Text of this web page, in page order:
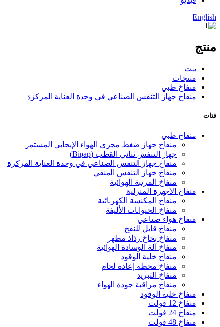
English
منتج
بيت
منتجات
منفاخ طبي
منفاخ جهاز التنفس الصناعي في وحدة العناية المركزة
فئات
منفاخ طبي
منفاخ جهاز ضغط مجرى الهواء الإيجابي المستمر
جهاز التنفس ثنائي القطب (Bipap)
منفاخ جهاز التنفس الصناعي في وحدة العناية المركزة
منفاخ جهاز التنفس المنقي
منفاخ المرتبة الهوائية
منفاخ الأجهزة المنزلية
منفاخ المكنسة الكهربائية
منفاخ الحيوانات الأليفة
منفاخ هواء صناعي
منفاخ قابل للنفخ
منفاخ بخاخ رذاذ مطهر
منفاخ آلة الوسادة الهوائية
منفاخ خلية الوقود
منفاخ محطة إعادة لحام
منفاخ التبريد
منفاخ مراقبة جودة الهواء
منفاخ خلية الوقود
منفاخ 12 فولت
منفاخ 24 فولت
منفاخ 48 فولت